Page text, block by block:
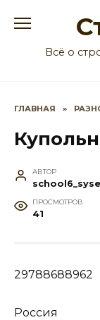
Всё о
ГЛАВНАЯ »
АВТОР
school6_syse
ПРОСМОТРОВ
41
29788688962
Россия